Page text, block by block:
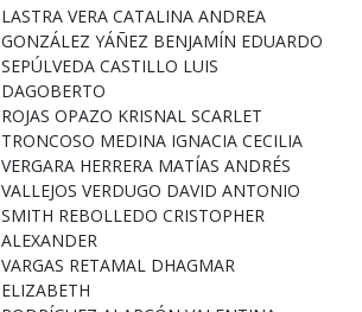
LASTRA VERA CATALINA ANDREA
GONZÁLEZ YÁÑEZ BENJAMÍN EDUARDO
SEPÚLVEDA CASTILLO LUIS
DAGOBERTO
ROJAS OPAZO KRISNAL SCARLET
TRONCOSO MEDINA IGNACIA CECILIA
VERGARA HERRERA MATÍAS ANDRÉS
VALLEJOS VERDUGO DAVID ANTONIO
SMITH REBOLLEDO CRISTOPHER
ALEXANDER
VARGAS RETAMAL DHAGMAR
ELIZABETH